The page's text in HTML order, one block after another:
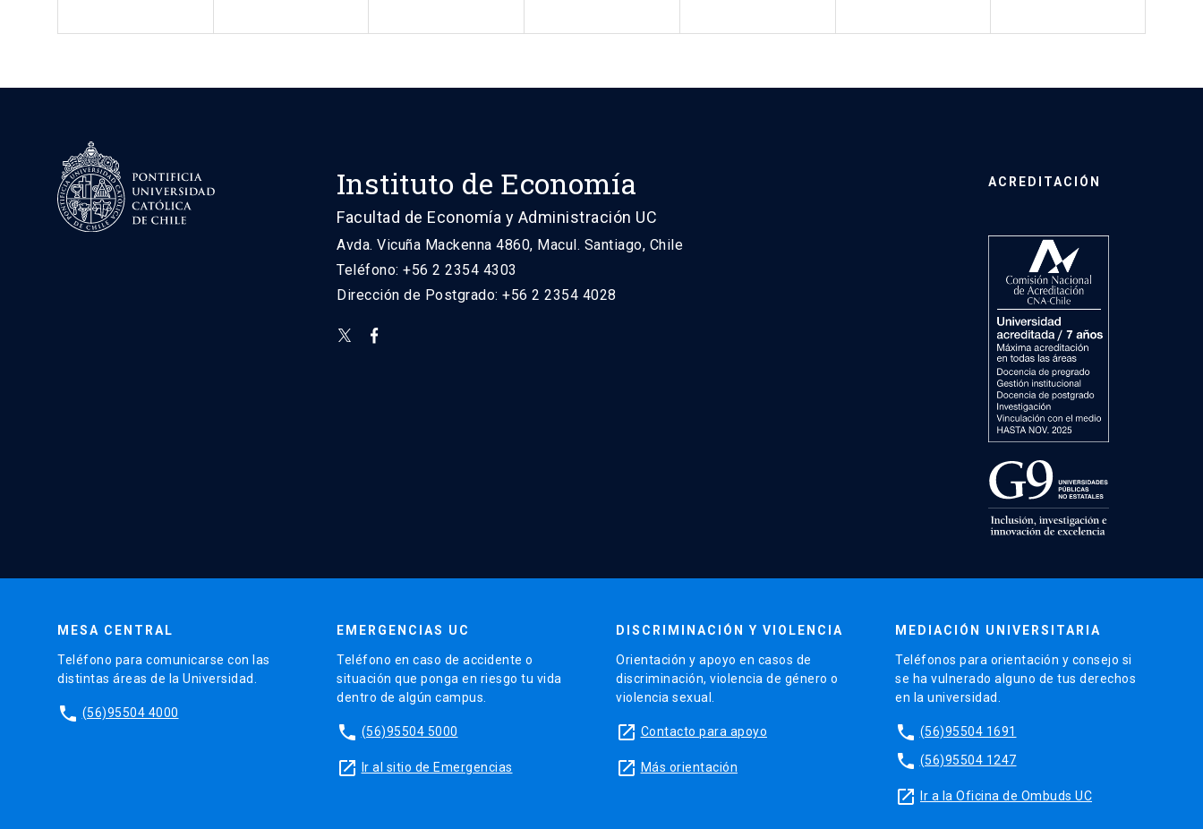
Instituto de Economía
Facultad de Economía y Administración UC
Avda. Vicuña Mackenna 4860, Macul. Santiago, Chile
Teléfono: +56 2 2354 4303
Dirección de Postgrado: +56 2 2354 4028
ACREDITACIÓN
MESA CENTRAL
Teléfono para comunicarse con las
distintas áreas de la Universidad.
phone (56)95504 4000
EMERGENCIAS UC
Teléfono en caso de accidente o
situación que ponga en riesgo tu vida
dentro de algún campus.
phone (56)95504 5000
launch Ir al sitio de Emergencias
DISCRIMINACIÓN Y VIOLENCIA
Orientación y apoyo en casos de
discriminación, violencia de género o
violencia sexual.
launch Contacto para apoyo
launch Más orientación
MEDIACIÓN UNIVERSITARIA
Teléfonos para orientación y consejo si
se ha vulnerado alguno de tus derechos
en la universidad.
phone (56)95504 1691
phone (56)95504 1247
launch Ir a la Oficina de Ombuds UC